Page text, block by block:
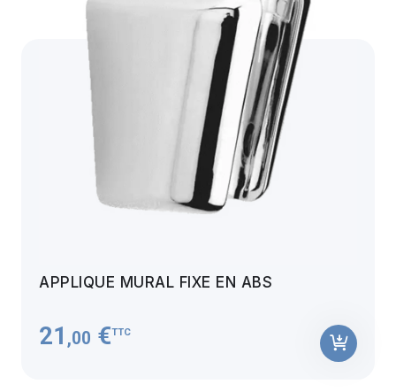
APPLIQUE MURAL FIXE EN ABS
21 ,00 €TTC